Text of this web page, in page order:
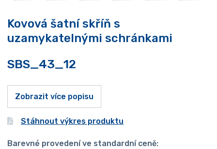
Kovová šatní skříň s
uzamykatelnými schránkami
SBS_43_12
Zobrazit více popisu
Stáhnout výkres produktu
Barevné provedení ve standardní ceně: